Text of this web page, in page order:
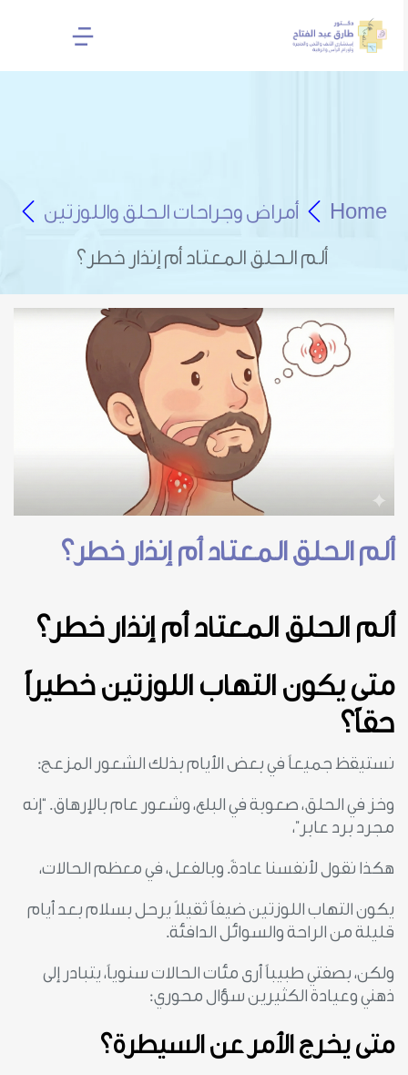
Home
أمراض وجراحات الحلق واللوزتين
ألم الحلق المعتاد أم إنذار خطر؟
ألم الحلق المعتاد أم إنذار خطر؟
ألم الحلق المعتاد أم إنذار خطر؟
متى يكون التهاب اللوزتين خطيراً
حقاً؟
نستيقظ جميعاً في بعض الأيام بذلك الشعور المزعج:
وخز في الحلق، صعوبة في البلع، وشعور عام بالإرهاق. “إنه
مجرد برد عابر”،
هكذا نقول لأنفسنا عادةً. وبالفعل، في معظم الحالات،
يكون التهاب اللوزتين ضيفاً ثقيلاً يرحل بسلام بعد أيام
قليلة من الراحة والسوائل الدافئة.
ولكن، بصفتي طبيباً أرى مئات الحالات سنوياً، يتبادر إلى
ذهني وعيادة الكثيرين سؤال محوري:
متى يخرج الأمر عن السيطرة؟